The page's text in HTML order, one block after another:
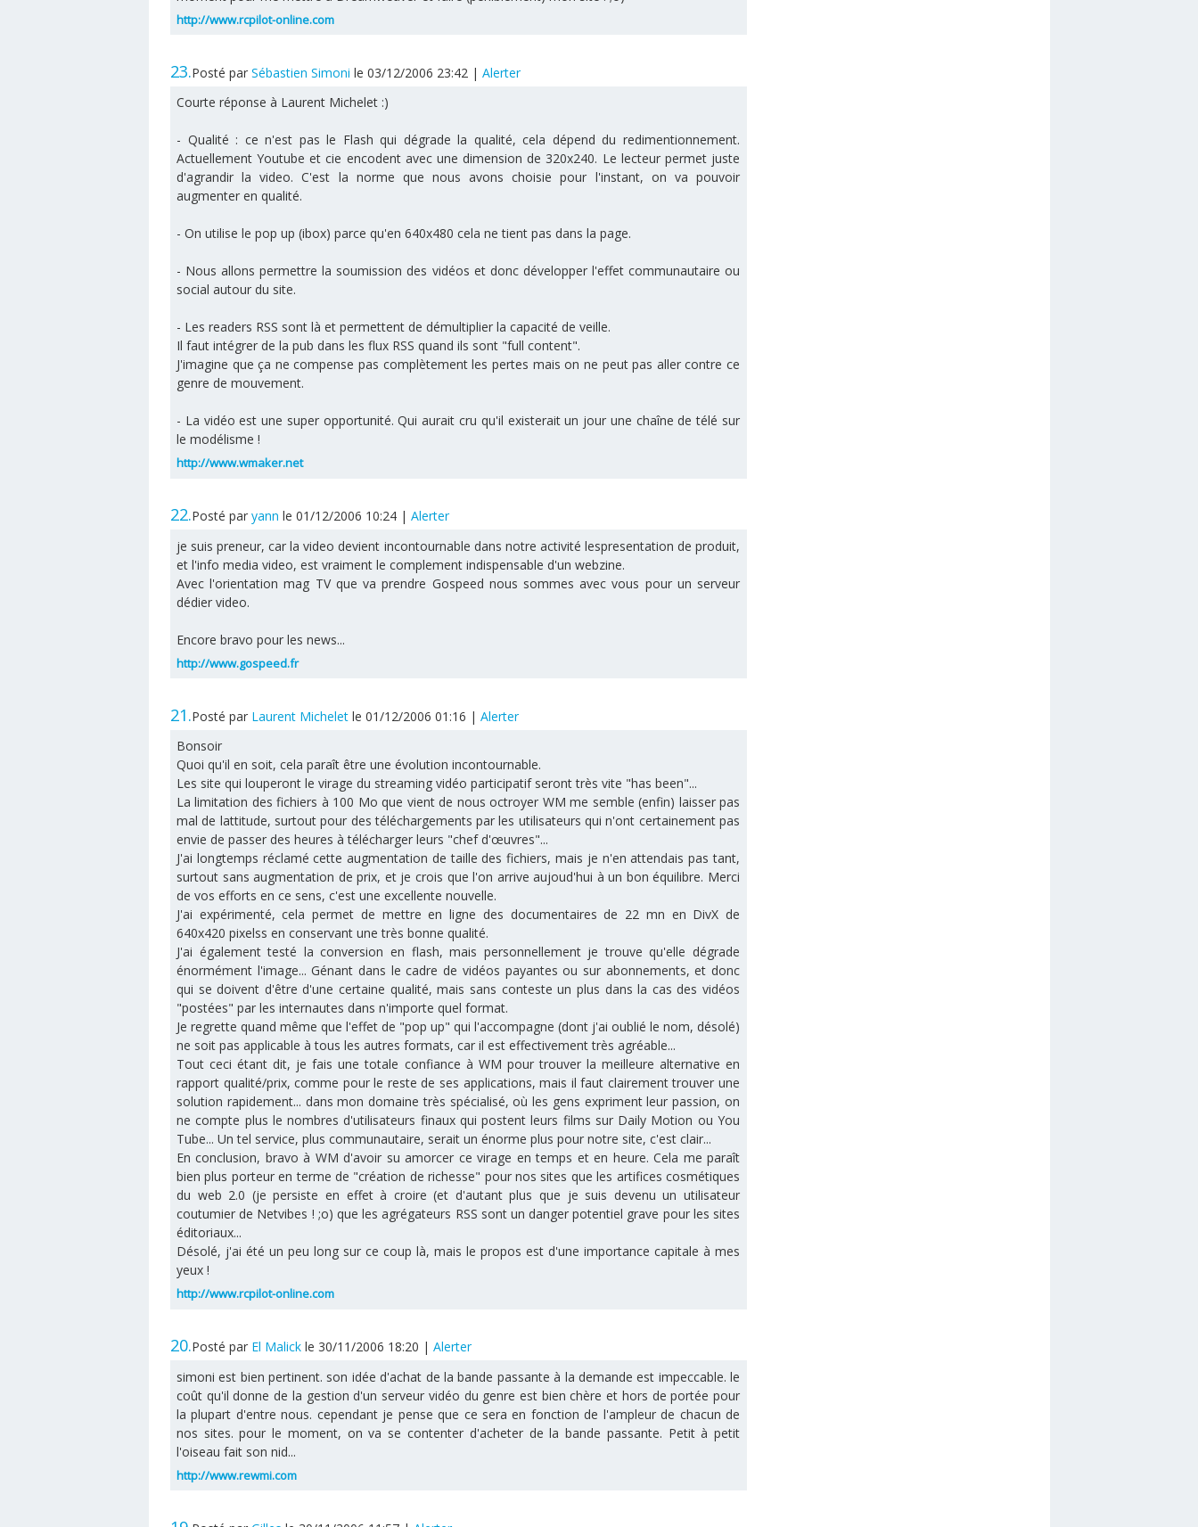
http://www.rcpilot-online.com
23.Posté par Sébastien Simoni le 03/12/2006 23:42 | Alerter
Courte réponse à Laurent Michelet :)
- Qualité : ce n'est pas le Flash qui dégrade la qualité, cela dépend du redimentionnement.
Actuellement Youtube et cie encodent avec une dimension de 320x240. Le lecteur permet juste
d'agrandir la video. C'est la norme que nous avons choisie pour l'instant, on va pouvoir
augmenter en qualité.
- On utilise le pop up (ibox) parce qu'en 640x480 cela ne tient pas dans la page.
- Nous allons permettre la soumission des vidéos et donc développer l'effet communautaire ou
social autour du site.
- Les readers RSS sont là et permettent de démultiplier la capacité de veille.
Il faut intégrer de la pub dans les flux RSS quand ils sont "full content".
J'imagine que ça ne compense pas complètement les pertes mais on ne peut pas aller contre ce
genre de mouvement.
- La vidéo est une super opportunité. Qui aurait cru qu'il existerait un jour une chaîne de télé sur
le modélisme !
http://www.wmaker.net
22.Posté par yann le 01/12/2006 10:24 | Alerter
je suis preneur, car la video devient incontournable dans notre activité lespresentation de produit,
et l'info media video, est vraiment le complement indispensable d'un webzine.
Avec l'orientation mag TV que va prendre Gospeed nous sommes avec vous pour un serveur
dédier video.
Encore bravo pour les news...
http://www.gospeed.fr
21.Posté par Laurent Michelet le 01/12/2006 01:16 | Alerter
Bonsoir
Quoi qu'il en soit, cela paraît être une évolution incontournable.
Les site qui louperont le virage du streaming vidéo participatif seront très vite "has been"...
La limitation des fichiers à 100 Mo que vient de nous octroyer WM me semble (enfin) laisser pas
mal de lattitude, surtout pour des téléchargements par les utilisateurs qui n'ont certainement pas
envie de passer des heures à télécharger leurs "chef d'œuvres"...
J'ai longtemps réclamé cette augmentation de taille des fichiers, mais je n'en attendais pas tant,
surtout sans augmentation de prix, et je crois que l'on arrive aujoud'hui à un bon équilibre. Merci
de vos efforts en ce sens, c'est une excellente nouvelle.
J'ai expérimenté, cela permet de mettre en ligne des documentaires de 22 mn en DivX de
640x420 pixelss en conservant une très bonne qualité.
J'ai également testé la conversion en flash, mais personnellement je trouve qu'elle dégrade
énormément l'image... Génant dans le cadre de vidéos payantes ou sur abonnements, et donc
qui se doivent d'être d'une certaine qualité, mais sans conteste un plus dans la cas des vidéos
"postées" par les internautes dans n'importe quel format.
Je regrette quand même que l'effet de "pop up" qui l'accompagne (dont j'ai oublié le nom, désolé)
ne soit pas applicable à tous les autres formats, car il est effectivement très agréable...
Tout ceci étant dit, je fais une totale confiance à WM pour trouver la meilleure alternative en
rapport qualité/prix, comme pour le reste de ses applications, mais il faut clairement trouver une
solution rapidement... dans mon domaine très spécialisé, où les gens expriment leur passion, on
ne compte plus le nombres d'utilisateurs finaux qui postent leurs films sur Daily Motion ou You
Tube... Un tel service, plus communautaire, serait un énorme plus pour notre site, c'est clair...
En conclusion, bravo à WM d'avoir su amorcer ce virage en temps et en heure. Cela me paraît
bien plus porteur en terme de "création de richesse" pour nos sites que les artifices cosmétiques
du web 2.0 (je persiste en effet à croire (et d'autant plus que je suis devenu un utilisateur
coutumier de Netvibes ! ;o) que les agrégateurs RSS sont un danger potentiel grave pour les sites
éditoriaux...
Désolé, j'ai été un peu long sur ce coup là, mais le propos est d'une importance capitale à mes
yeux !
http://www.rcpilot-online.com
20.Posté par El Malick le 30/11/2006 18:20 | Alerter
simoni est bien pertinent. son idée d'achat de la bande passante à la demande est impeccable. le
coût qu'il donne de la gestion d'un serveur vidéo du genre est bien chère et hors de portée pour
la plupart d'entre nous. cependant je pense que ce sera en fonction de l'ampleur de chacun de
nos sites. pour le moment, on va se contenter d'acheter de la bande passante. Petit à petit
l'oiseau fait son nid...
http://www.rewmi.com